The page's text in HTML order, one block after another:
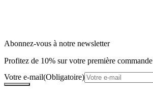
Abonnez-vous à notre newsletter
Profitez de 10% sur votre première commande
Votre e-mail(Obligatoire)